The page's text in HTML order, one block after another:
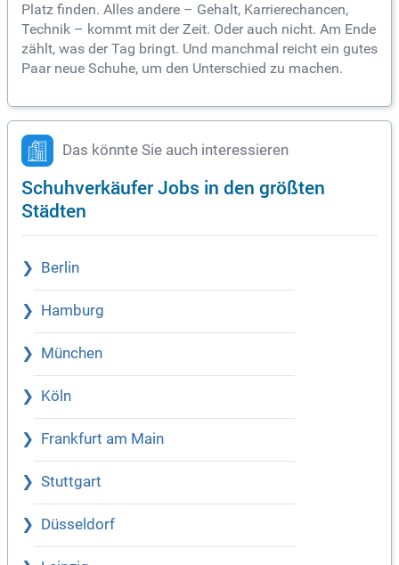
Platz finden. Alles andere – Gehalt, Karrierechancen,
Technik – kommt mit der Zeit. Oder auch nicht. Am Ende
zählt, was der Tag bringt. Und manchmal reicht ein gutes
Paar neue Schuhe, um den Unterschied zu machen.
Das könnte Sie auch interessieren
Schuhverkäufer Jobs in den größten
Städten
Berlin
Hamburg
München
Köln
Frankfurt am Main
Stuttgart
Düsseldorf